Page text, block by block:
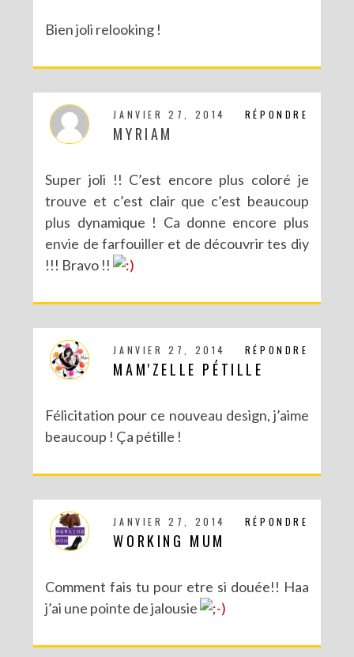
Bien joli relooking !
RÉPONDRE
JANVIER 27, 2014
MYRIAM
Super joli !! C’est encore plus coloré je
trouve et c’est clair que c’est beaucoup
plus dynamique ! Ca donne encore plus
envie de farfouiller et de découvrir tes diy
!!! Bravo !!
RÉPONDRE
JANVIER 27, 2014
MAM'ZELLE PÉTILLE
Félicitation pour ce nouveau design, j’aime
beaucoup ! Ça pétille !
RÉPONDRE
JANVIER 27, 2014
WORKING MUM
Comment fais tu pour etre si douée!! Haa
j’ai une pointe de jalousie